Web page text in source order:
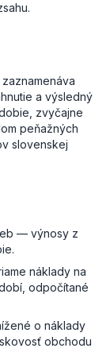
a výsledný
zvyčajne
peňažných
slovenskej
— výnosy z
náklady na
odpočítané
o náklady
obchodu